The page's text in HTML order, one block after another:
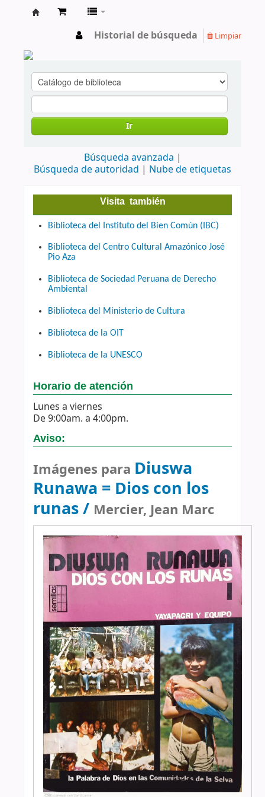
Historial de búsqueda Limpiar
Ir
Búsqueda avanzada
Búsqueda de autoridad
Nube de etiquetas
Visita también
Biblioteca del Instituto del Bien Común (IBC)
Biblioteca del Centro Cultural Amazónico José
Pio Aza
Biblioteca de Sociedad Peruana de Derecho
Ambiental
Biblioteca del Ministerio de Cultura
Biblioteca de la OIT
Biblioteca de la UNESCO
Horario de atención
Lunes a viernes
De 9:00am. a 4:00pm.
Aviso:
Imágenes para Diuswa
Runawa = Dios con los
runas / Mercier, Jean Marc